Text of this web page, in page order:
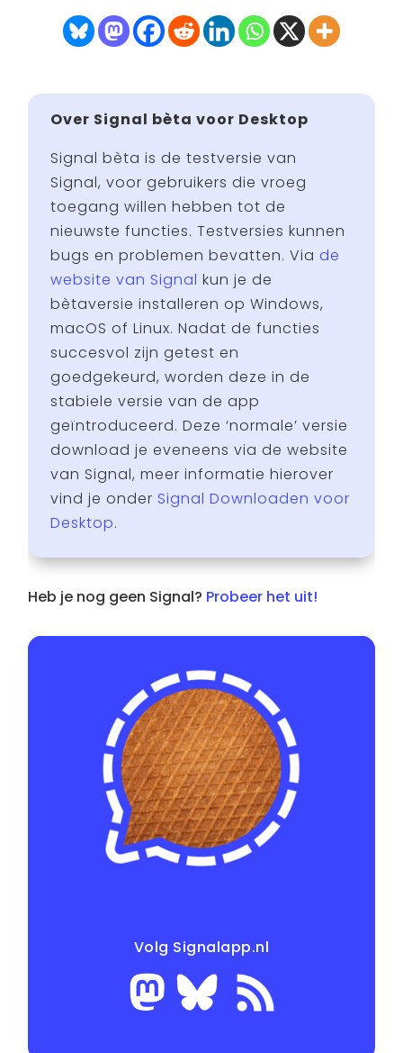
Over Signal bèta voor Desktop
Signal bèta is de testversie van
Signal, voor gebruikers die vroeg
toegang willen hebben tot de
nieuwste functies. Testversies kunnen
bugs en problemen bevatten. Via de
website van Signal kun je de
bètaversie installeren op Windows,
macOS of Linux. Nadat de functies
succesvol zijn getest en
goedgekeurd, worden deze in de
stabiele versie van de app
geïntroduceerd. Deze ‘normale’ versie
download je eveneens via de website
van Signal, meer informatie hierover
vind je onder Signal Downloaden voor
Desktop.
Heb je nog geen Signal? Probeer het uit!
Volg Signalapp.nl